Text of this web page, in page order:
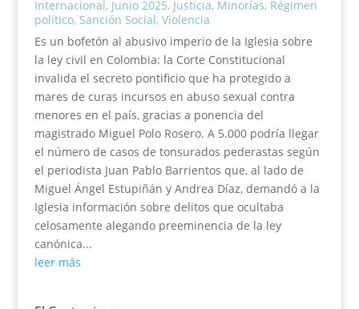
Internacional, Junio 2025, Justicia, Minorías, Régimen
político, Sanción Social, Violencia
Es un bofetón al abusivo imperio de la Iglesia sobre
la ley civil en Colombia: la Corte Constitucional
invalida el secreto pontificio que ha protegido a
mares de curas incursos en abuso sexual contra
menores en el país, gracias a ponencia del
magistrado Miguel Polo Rosero. A 5.000 podría llegar
el número de casos de tonsurados pederastas según
el periodista Juan Pablo Barrientos que, al lado de
Miguel Ángel Estupiñán y Andrea Díaz, demandó a la
Iglesia información sobre delitos que ocultaba
celosamente alegando preeminencia de la ley
canónica...
leer más